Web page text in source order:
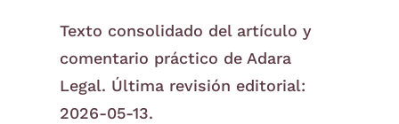
Texto consolidado del artículo y
comentario práctico de Adara
Legal. Última revisión editorial:
2026-05-13.